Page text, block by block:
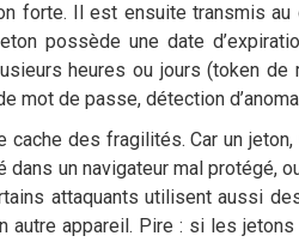
forte. Il est ensuite transmis
possède une date
heures ou jours (token de
mot de passe, détection
cache des fragilités. Car un
dans un navigateur mal protégé,
attaquants utilisent aussi
autre appareil. Pire : si les